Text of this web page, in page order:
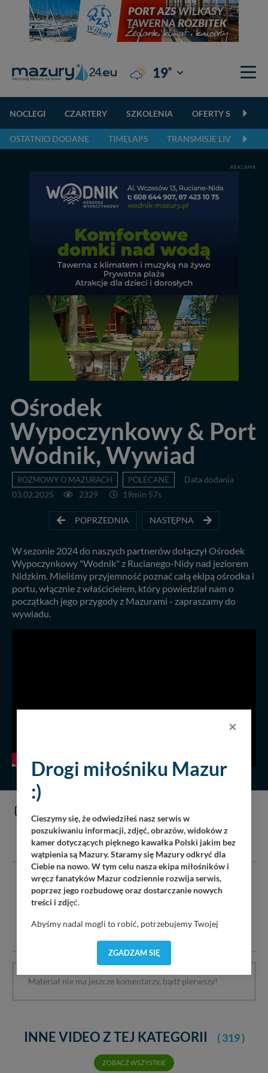
19° Giżycko
NOCLEGI CZARTERY SZKOLENIA OFERTY
OSTATNIO DODANE TIMELAPS TRANSMISJE LIVE
REKLAMA
Ośrodek
Wypoczynkowy & Port
Wodnik, Wywiad
ROZMOWY O MAZURACH POLECANE
Data dodania
03.02.2025
2329 19min 57s
POPRZEDNIA NASTĘPNA
W sezonie 2024 do naszych partnerów dołączył Ośrodek
Wypoczynkowy "Wodnik" z Rucianego-Nidy nad jeziorem
Nidzkim. Mieliśmy przyjemność poznać całą ekipą ośrodka i
portu, włącznie z właścicielem, który powiedział nam o
początkach jego przygody z Mazurami - zapraszamy do
wywiadu.
KOMENTARZE (0)
DODAJ KOMENTARZ
Serwis mazury24.eu nie ponosi odpowiedzialności za treść
komentarzy i opinii. Prosimy o zamieszczanie komentarzy
dotyczących danej tematyki dyskusji. Wpisy niezwiązane z
tematem, wulgarne, obraźliwe, naruszające prawo będą
usuwane.
Materiał nie ma jeszcze komentarzy, bądź pierwszy!
INNE VIDEO Z TEJ KATEGORII ( 319 )
ZOBACZ WSZYSTKIE
×
Drogi miłośniku Mazur
:)
Cieszymy się, że odwiedziłeś nasz serwis w
poszukiwaniu informacji, zdjęć, obrazów, widoków z
kamer dotyczących pięknego kawałka Polski jakim bez
wątpienia są Mazury. Staramy się Mazury odkryć dla
Ciebie na nowo. W tym celu nasza ekipa miłośników i
wręcz fanatyków Mazur codziennie rozwija serwis,
poprzez jego rozbudowę oraz dostarczanie nowych
treści i zdjęć.
Abyśmy nadal mogli to robić, potrzebujemy Twojej
dostosować do Twoich preferencji. Twoje dane (w tym
pliki cookies) będą zapisywane w celu usprawnienia
wyszukania, ulubione miejsca, logowania, itp).
nas bezpieczne, jeśli masz wątpliwości co do naszych
intencji, zawsze możesz wycofać swoją zgodę. Więcej
informacji uzyskach w naszejPolityce Prywatności
Klikając znak X lub przycisk PRZEJDŹ DO SERWISU
ZGADZAM SIĘ